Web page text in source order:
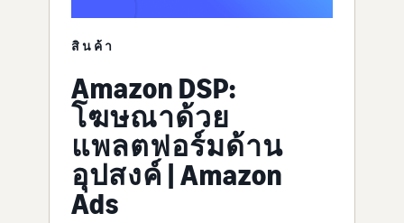
สินค้า
Amazon DSP:
โฆษณาด้วย
แพลตฟอร์มด้าน
อุปสงค์ | Amazon
Ads